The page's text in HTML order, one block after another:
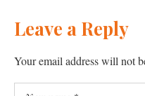
Leave a Reply
Your email address will not